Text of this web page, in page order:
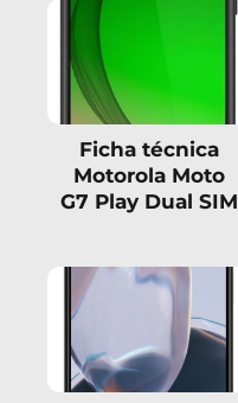
Ficha técnica
Motorola Moto
G7 Play Dual SIM